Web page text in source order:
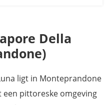
Della
ligt in Monteprandone
een pittoreske omgeving